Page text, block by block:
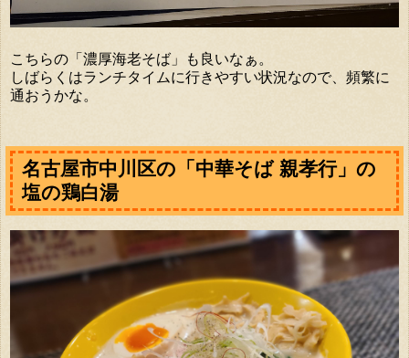
こちらの「濃厚海老そば」も良いなぁ。
しばらくはランチタイムに行きやすい状況なので、頻繁に
通おうかな。
名古屋市中川区の「中華そば 親孝行」の
塩の鶏白湯